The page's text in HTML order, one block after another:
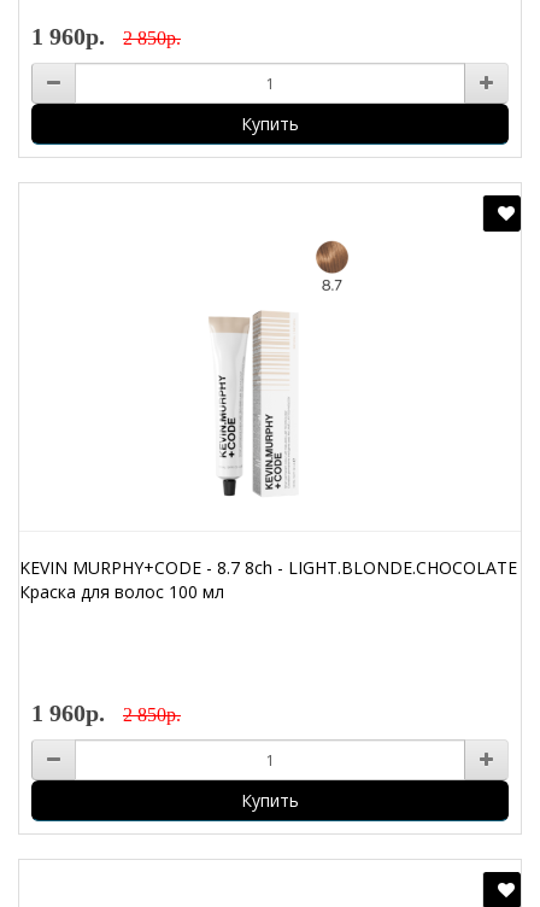
1 960р. 2 850р.
Купить
KEVIN MURPHY+CODE - 8.7 8ch - LIGHT.BLONDE.CHOCOLATE
Краска для волос 100 мл
1 960р. 2 850р.
Купить